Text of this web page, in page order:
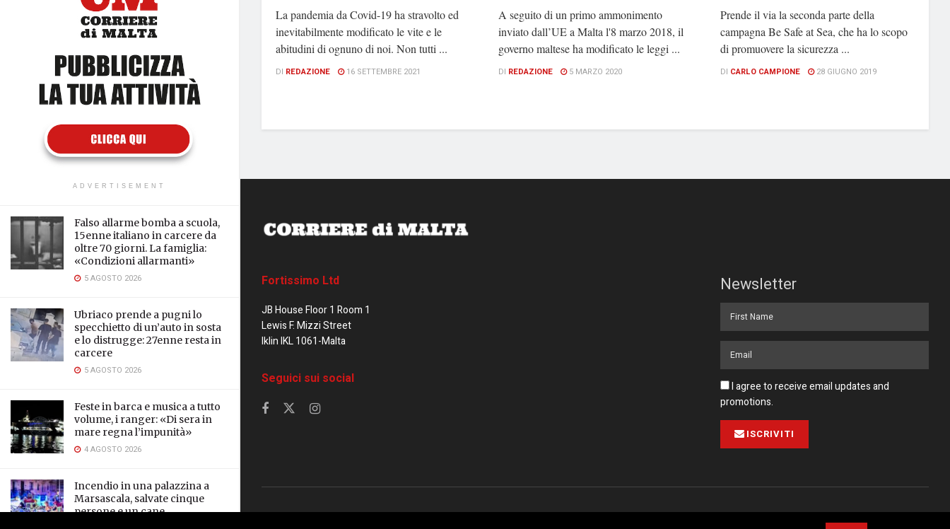
ADVERTISEMENT
Falso allarme bomba a scuola,
15enne italiano in carcere da
oltre 70 giorni. La famiglia:
«Condizioni allarmanti»
5 AGOSTO 2026
Ubriaco prende a pugni lo
specchietto di un’auto in sosta
e lo distrugge: 27enne resta in
carcere
5 AGOSTO 2026
Feste in barca e musica a tutto
volume, i ranger: «Di sera in
mare regna l’impunità»
4 AGOSTO 2026
Incendio in una palazzina a
Marsascala, salvate cinque
persone e un cane
La pandemia da Covid-19 ha stravolto ed
inevitabilmente modificato le vite e le
abitudini di ognuno di noi. Non tutti ...
DI REDAZIONE 16 SETTEMBRE 2021
A seguito di un primo ammonimento
inviato dall’UE a Malta l'8 marzo 2018, il
governo maltese ha modificato le leggi ...
DI REDAZIONE 5 MARZO 2020
Prende il via la seconda parte della
campagna Be Safe at Sea, che ha lo scopo
di promuovere la sicurezza ...
DI CARLO CAMPIONE 28 GIUGNO 2019
Fortissimo Ltd
JB House Floor 1 Room 1
Lewis F. Mizzi Street
Iklin IKL 1061-Malta
Seguici sui social
Newsletter
I agree to receive email updates and
promotions.
ISCRIVITI
Pubblicità Collabora con noi Contatto Privacy Policy